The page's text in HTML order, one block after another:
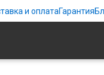
и оплатаГарантия